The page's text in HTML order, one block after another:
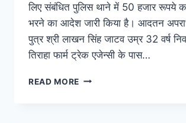
लिए संबंधित पुलिस थाने में 50 हजार रूपये
भरने का आदेश जारी किया है। आदतन
पुत्र श्री लाखन सिंह जाटव उम्र 32 वर्ष
तिराहा फार्म ट्रेक एजेन्सी के पास…
READ MORE